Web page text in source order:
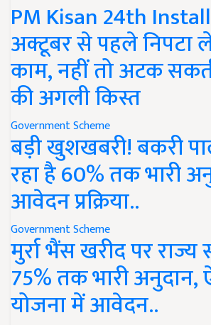
PM Kisan 24th
अक्टूबर से पहले निपटा
काम, नहीं तो अटक
की अगली किस्त
Government Scheme
बड़ी खुशखबरी! बकरी
रहा है 60% तक भारी
आवेदन प्रक्रिया..
Government Scheme
मुर्रा भैंस खरीद पर
75% तक भारी
योजना में आवेदन..